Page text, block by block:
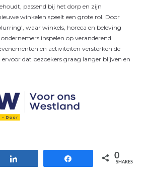
passend bij het dorp en zijn
winkelen speelt een grote rol. Door
waar winkels, horeca en beleving
inspelen op veranderend
en activiteiten versterken de
dat bezoekers graag langer blijven en
0
SHARES